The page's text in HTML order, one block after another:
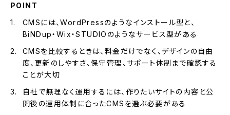
POINT
CMSには、WordPressのようなインストール型と、
BiNDup・Wix・STUDIOのようなサービス型がある
CMSを比較するときは、料金だけでなく、デザインの自由
度、更新のしやすさ、保守管理、サポート体制まで確認する
ことが大切
自社で無理なく運用するには、作りたいサイトの内容と公
開後の運用体制に合ったCMSを選ぶ必要がある